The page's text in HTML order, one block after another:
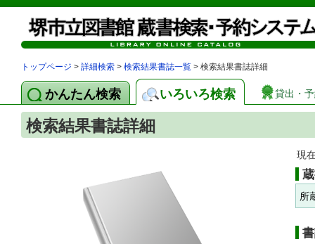
トップページ > 詳細検索 > 検索結果書誌一覧 > 検索結果書誌詳細
かんたん検索 いろいろ検索 貸出・
検索結果書誌詳細
現
所